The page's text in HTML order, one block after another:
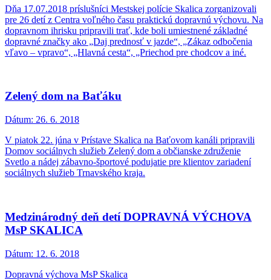
Dňa 17.07.2018 príslušníci Mestskej polície Skalica zorganizovali
pre 26 detí z Centra voľného času praktickú dopravnú výchovu. Na
dopravnom ihrisku pripravili trať, kde boli umiestnené základné
dopravné značky ako „Daj prednosť v jazde“, „Zákaz odbočenia
vľavo – vpravo“, „Hlavná cesta“, „Priechod pre chodcov a iné.
Zelený dom na Baťáku
Dátum: 26. 6. 2018
V piatok 22. júna v Prístave Skalica na Baťovom kanáli pripravili
Domov sociálnych služieb Zelený dom a občianske združenie
Svetlo a nádej zábavno-športové podujatie pre klientov zariadení
sociálnych služieb Trnavského kraja.
Medzinárodný deň detí DOPRAVNÁ VÝCHOVA
MsP SKALICA
Dátum: 12. 6. 2018
Dopravná výchova MsP Skalica